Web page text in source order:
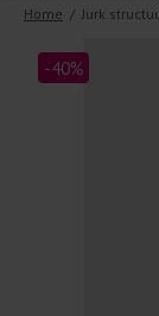
Home / Jurk
-40%